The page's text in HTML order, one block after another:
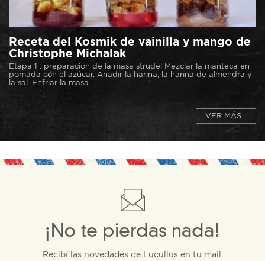
Receta del Kosmik de vainilla y mango de
Christophe Michalak
Etapa 1 : preparación de la masa strudel Mezclar la manteca en
pomada con el azúcar. Añadir la harina, la harina de almendra y
la sal. Enfriar la masa...
VER MÁS...
¡No te pierdas nada!
Recibí las novedades de Lucullus en tu mail.